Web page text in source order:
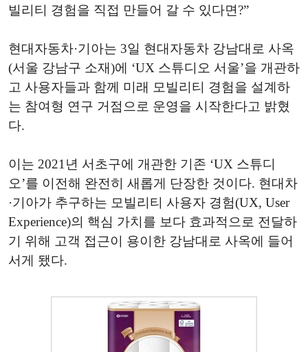
빌리티 경험을 직접 만들어 갈 수 있다면?”
현대자동차·기아는 3일 현대자동차 강남대로 사옥
(서울 강남구 소재)에 ‘UX 스튜디오 서울’을 개관하
고 사용자들과 함께 미래 모빌리티 경험을 설계하
는 참여형 연구 거점으로 운영을 시작한다고 밝혔
다.
이는 2021년 서초구에 개관한 기존 ‘UX 스튜디
오’를 이전해 완전히 새롭게 단장한 것이다. 현대차
·기아가 추구하는 모빌리티 사용자 경험(UX, User
Experience)의 핵심 가치를 보다 효과적으로 전달하
기 위해 고객 접근이 용이한 강남대로 사옥에 들어
서게 됐다.